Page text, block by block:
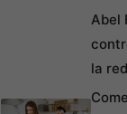
Abel
la